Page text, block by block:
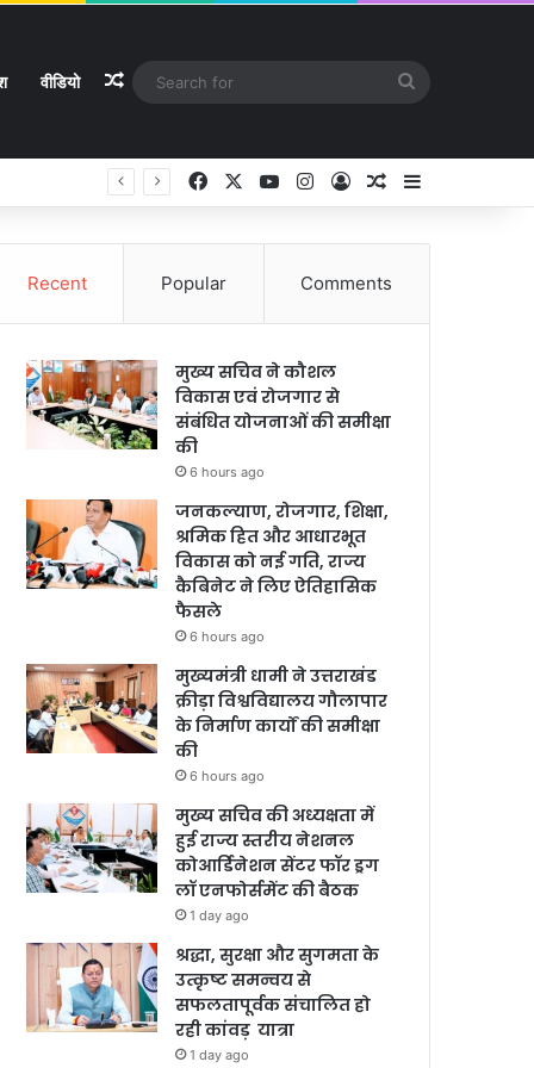
वीडियो Random Article
Facebook YouTubeInstagram
Log InRandom Article
Recent Popular Comments
मुख्य सचिव ने कौशल
विकास एवं रोजगार से
संबंधित योजनाओं की समीक्षा
की
6 hours ago
जनकल्याण, रोजगार, शिक्षा,
श्रमिक हित और आधारभूत
विकास को नई गति, राज्य
कैबिनेट ने लिए ऐतिहासिक
फैसले
6 hours ago
मुख्यमंत्री धामी ने उत्तराखंड
क्रीड़ा विश्वविद्यालय गौलापार
के निर्माण कार्यों की समीक्षा
की
6 hours ago
मुख्य सचिव की अध्यक्षता में
हुई राज्य स्तरीय नेशनल
कोआर्डिनेशन सेंटर फॉर ड्रग
लॉ एनफोर्समेंट की बैठक
1 day ago
श्रद्धा, सुरक्षा और सुगमता के
उत्कृष्ट समन्वय से
सफलतापूर्वक संचालित हो
रही कांवड़ यात्रा
1 day ago